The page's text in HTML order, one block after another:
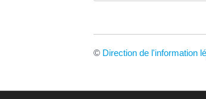
© Direction de l'information